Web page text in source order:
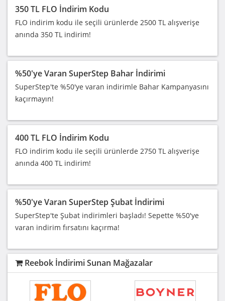
350 TL FLO İndirim Kodu
FLO indirim kodu ile seçili ürünlerde 2500 TL alışverişe
anında 350 TL indirim!
%50'ye Varan SuperStep Bahar İndirimi
SuperStep'te %50'ye varan indirimle Bahar Kampanyasını
kaçırmayın!
400 TL FLO İndirim Kodu
FLO indirim kodu ile seçili ürünlerde 2750 TL alışverişe
anında 400 TL indirim!
%50'ye Varan SuperStep Şubat İndirimi
SuperStep'te Şubat indirimleri başladı! Sepette %50'ye
varan indirim fırsatını kaçırma!
Reebok İndirimi Sunan Mağazalar